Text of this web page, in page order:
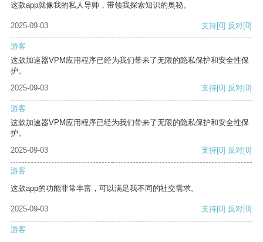
这款app就像我的私人导师，带领我探索知识的奥秘。
2025-09-03 支持[0] 反对[0]
游客
这款加速器VPM应用程序已经为我们带来了无限的隐私保护和安全性保
护。
2025-09-03
支持[0] 反对[0]
游客
这款加速器VPM应用程序已经为我们带来了无限的隐私保护和安全性保
护。
2025-09-03
支持[0] 反对[0]
游客
这款app的功能非常丰富，可以满足我不同的社交需求。
2025-09-03 支持[0] 反对[0]
游客